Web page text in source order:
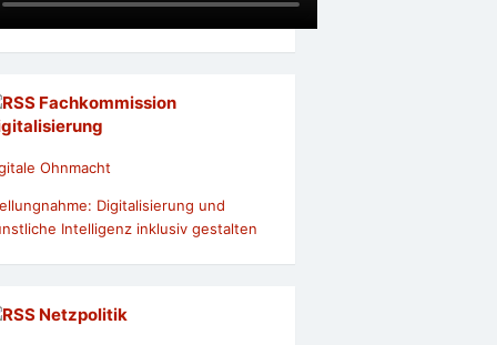
Fachkommission
Ohnmacht
Digitalisierung und
Intelligenz inklusiv gestalten
Netzpolitik